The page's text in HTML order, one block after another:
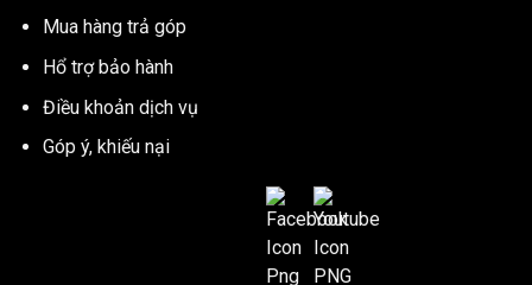
Mua hàng trả góp
Hổ trợ bảo hành
Điều khoản dịch vụ
Góp ý, khiếu nại